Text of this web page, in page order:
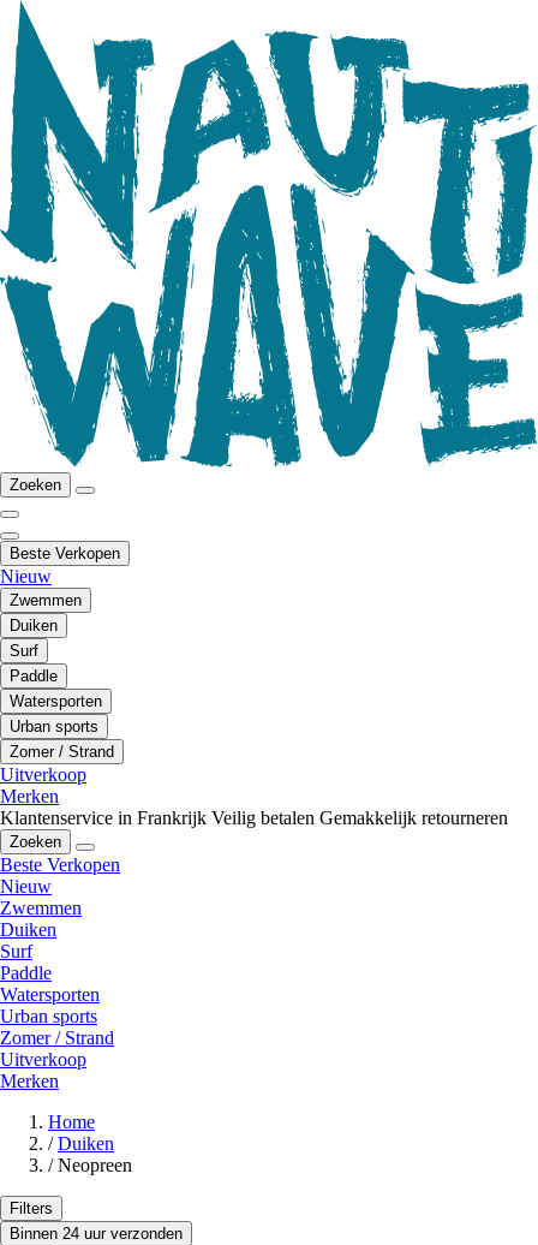
Zoeken
Beste Verkopen
Nieuw
Zwemmen
Duiken
Surf
Paddle
Watersporten
Urban sports
Zomer / Strand
Uitverkoop
Merken
Klantenservice in Frankrijk Veilig betalen Gemakkelijk retourneren
Zoeken
Beste Verkopen
Nieuw
Zwemmen
Duiken
Surf
Paddle
Watersporten
Urban sports
Zomer / Strand
Uitverkoop
Merken
Home
/ Duiken
/ Neopreen
Filters
Binnen 24 uur verzonden